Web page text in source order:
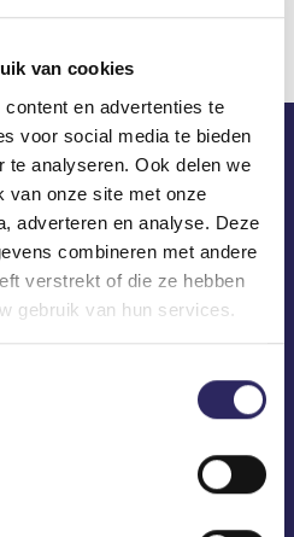
van cookies
en advertenties te
voor social media te bieden
te analyseren. Ook delen we
van onze site met onze
adverteren en analyse. Deze
combineren met andere
verstrekt of die ze hebben
gebruik van hun services.